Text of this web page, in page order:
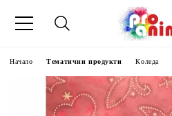
Начало Тематични продукти Коледа